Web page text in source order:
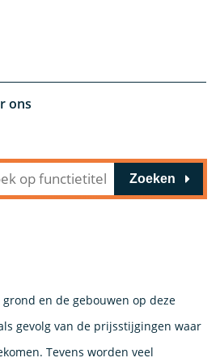
ons
Zoeken
en de gebouwen op deze
gevolg van de prijsstijgingen waar
Tevens worden veel